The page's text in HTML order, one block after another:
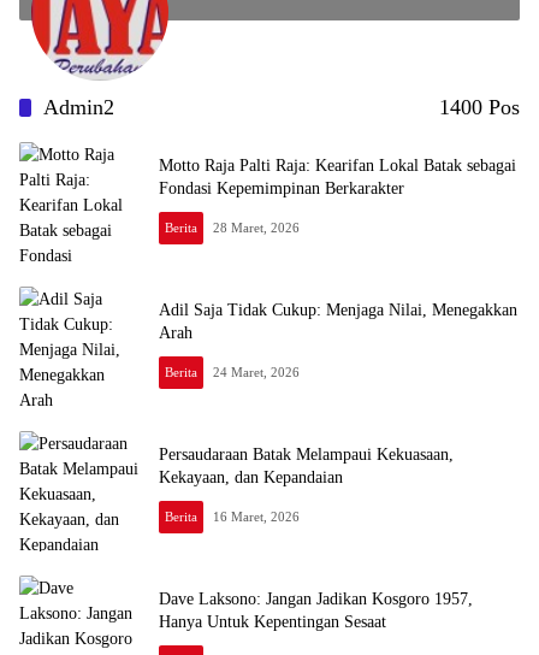
Admin2 1400 Pos
Motto Raja Palti Raja: Kearifan Lokal Batak sebagai
Fondasi Kepemimpinan Berkarakter
Berita 28 Maret, 2026
Adil Saja Tidak Cukup: Menjaga Nilai, Menegakkan
Arah
Berita 24 Maret, 2026
Persaudaraan Batak Melampaui Kekuasaan,
Kekayaan, dan Kepandaian
Berita 16 Maret, 2026
Dave Laksono: Jangan Jadikan Kosgoro 1957,
Hanya Untuk Kepentingan Sesaat